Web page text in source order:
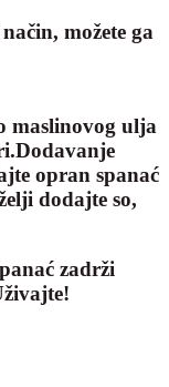
možete ga
maslinovog ulja
Dodavanje
opran spanać
dodajte so,
zadrži